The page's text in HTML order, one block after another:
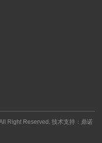
Right Reserved. 技术支持：鼎诺